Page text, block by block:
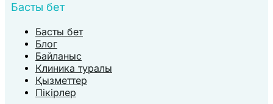
Басты бет
Басты бет
Блог
Байланыс
Клиника туралы
Қызметтер
Пікірлер